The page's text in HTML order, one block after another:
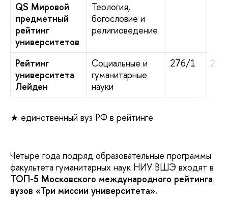
QS Мировой
предметный
рейтинг
университетов
Теология,
богословие и
религиоведение
Рейтинг
университета
Лейден
Социальные и
гуманитарные
науки
276/1
★ единственный вуз РФ в рейтинге
Четыре года подряд образовательные программы
факультета гуманитарных наук НИУ ВШЭ входят в
ТОП-5 Московского международного рейтинга
вузов «Три миссии университета».